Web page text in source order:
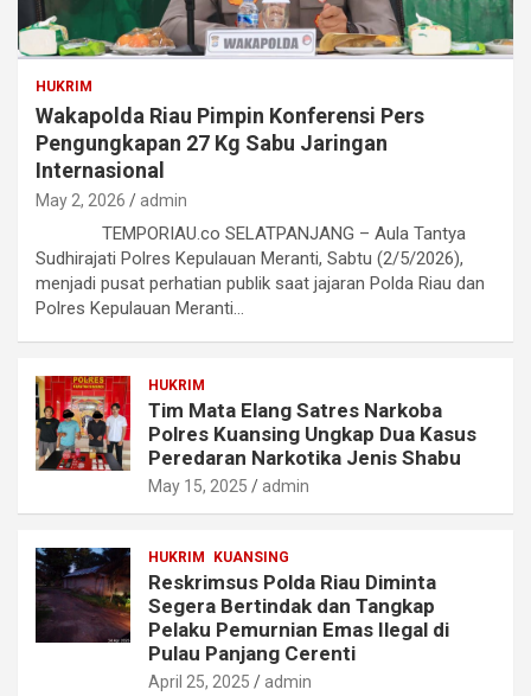
HUKRIM
Wakapolda Riau Pimpin Konferensi Pers
Pengungkapan 27 Kg Sabu Jaringan
Internasional
May 2, 2026 admin
TEMPORIAU.co SELATPANJANG – Aula Tantya
Sudhirajati Polres Kepulauan Meranti, Sabtu (2/5/2026),
menjadi pusat perhatian publik saat jajaran Polda Riau dan
Polres Kepulauan Meranti…
HUKRIM
Tim Mata Elang Satres Narkoba
Polres Kuansing Ungkap Dua Kasus
Peredaran Narkotika Jenis Shabu
May 15, 2025 admin
HUKRIM KUANSING
Reskrimsus Polda Riau Diminta
Segera Bertindak dan Tangkap
Pelaku Pemurnian Emas Ilegal di
Pulau Panjang Cerenti
April 25, 2025 admin